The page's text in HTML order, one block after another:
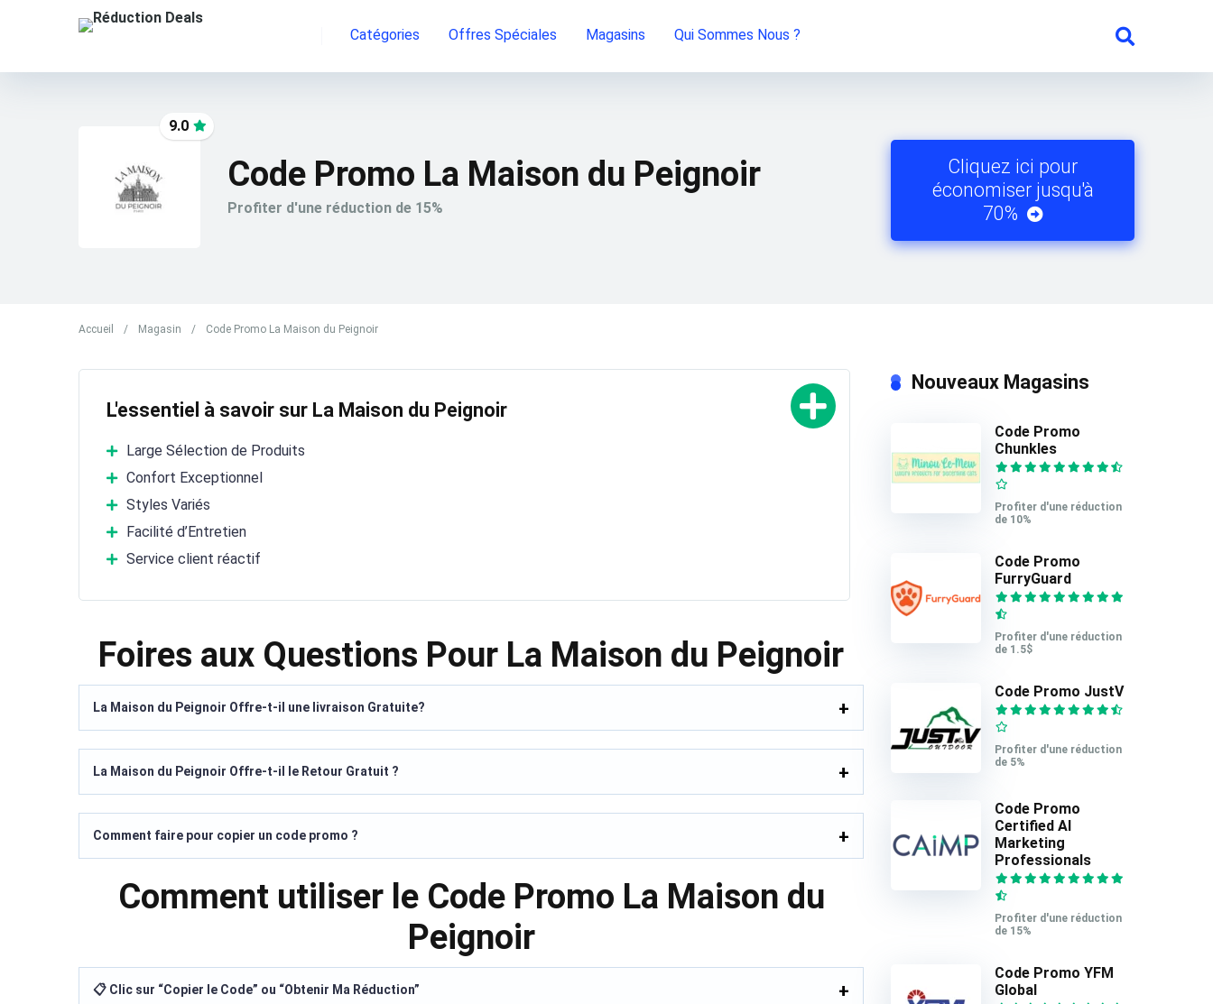
Catégories Offres Spéciales Magasins Qui Sommes Nous ?
9.0
Code Promo La Maison du Peignoir
Profiter d'une réduction de 15%
Cliquez ici pour
économiser jusqu'à
70%
Accueil / Magasin / Code Promo La Maison du Peignoir
L'essentiel à savoir sur La Maison du Peignoir
Large Sélection de Produits
Confort Exceptionnel
Styles Variés
Facilité d’Entretien
Service client réactif
Foires aux Questions Pour La Maison du Peignoir
La Maison du Peignoir Offre-t-il une livraison Gratuite?
La Maison du Peignoir Offre-t-il le Retour Gratuit ?
Comment faire pour copier un code promo ?
Comment utiliser le Code Promo La Maison du
Peignoir
📋 Clic sur “Copier le Code” ou “Obtenir Ma Réduction”
Nouveaux Magasins
Code Promo
Chunkles
Profiter d'une réduction
de 10%
Code Promo
FurryGuard
Profiter d'une réduction
de 1.5$
Code Promo JustV
Profiter d'une réduction
de 5%
Code Promo
Certified AI
Marketing
Professionals
Profiter d'une réduction
de 15%
Code Promo YFM
Global